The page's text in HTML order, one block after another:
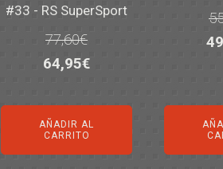
#33 - RS SuperSport
77,60€
El
original
era:
77,60€.
64,95€El
actual
64,95€.
AÑADIR AL
CARRITO
El